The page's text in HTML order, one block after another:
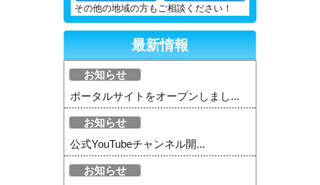
その他の地域の方もご相談ください！
最新情報
お知らせ
ポータルサイトをオープンしまし...
お知らせ
公式YouTubeチャンネル開...
お知らせ